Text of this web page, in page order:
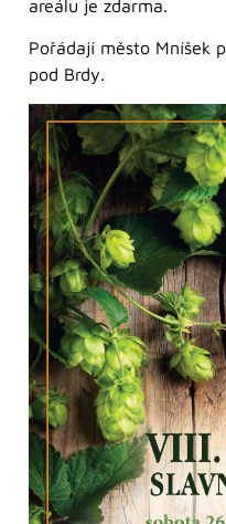
areálu je zdarma.
Pořádají město Mníšek
pod Brdy.